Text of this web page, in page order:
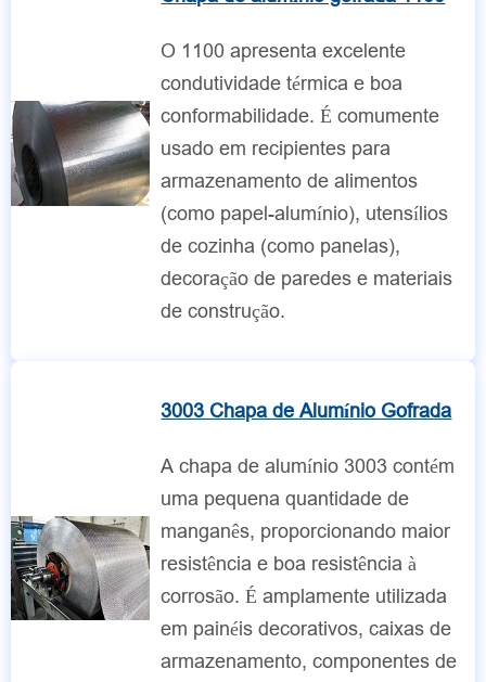
O 1100 apresenta excelente
condutividade térmica e boa
conformabilidade. É comumente
usado em recipientes para
armazenamento de alimentos
(como papel-alumínio), utensílios
de cozinha (como panelas),
decoração de paredes e materiais
de construção.
3003 Chapa de Alumínio Gofrada
A chapa de alumínio 3003 contém
uma pequena quantidade de
manganês, proporcionando maior
resistência e boa resistência à
corrosão. É amplamente utilizada
em painéis decorativos, caixas de
armazenamento, componentes de